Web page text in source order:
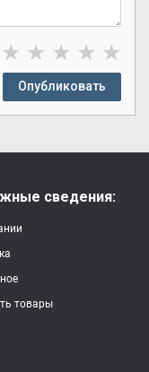
★ ★ ★ ★ ★
Опубликовать
сведения:
товары